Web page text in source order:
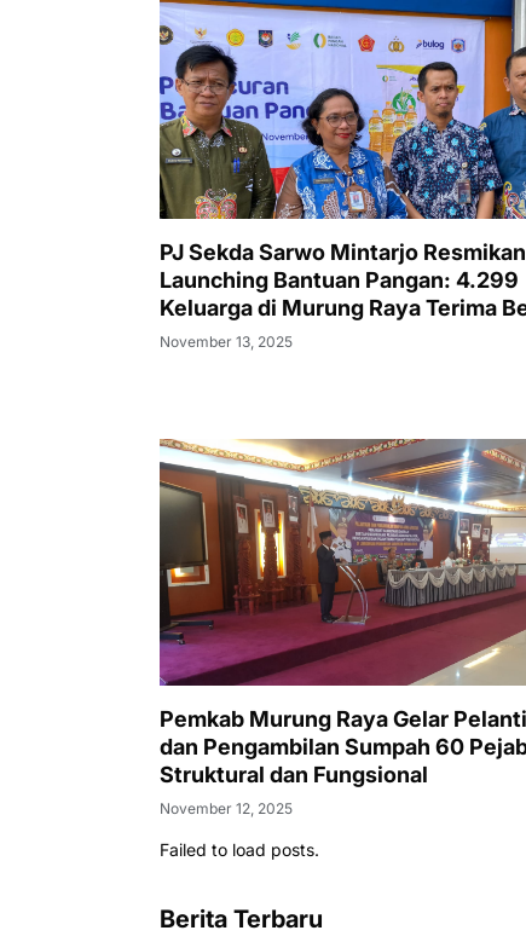
PJ Sekda Sarwo Mintarjo Resmikan
Launching Bantuan Pangan: 4.299
Keluarga di Murung Raya Terima
dan Minyak Goreng
November 13, 2025
Pemkab Murung Raya Gelar
dan Pengambilan Sumpah 60
Struktural dan Fungsional
November 12, 2025
Failed to load posts.
Berita Terbaru